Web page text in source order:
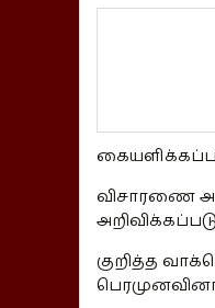
விசாரணை
குறித்த